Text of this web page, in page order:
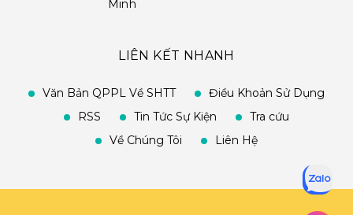
Minh
LIÊN KẾT NHANH
Văn Bản QPPL Về SHTT
Điều Khoản Sử Dụng
RSS
Tin Tức Sự Kiện
Tra cứu
Về Chúng Tôi
Liên Hệ